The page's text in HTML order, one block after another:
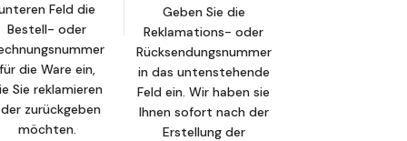
Feld die
Bestell- oder
die Ware ein,
Sie reklamieren
zurückgeben
möchten.
Geben Sie die
Reklamations- oder
Rücksendungsnummer
in das untenstehende
Feld ein. Wir haben sie
Ihnen sofort nach der
Erstellung der